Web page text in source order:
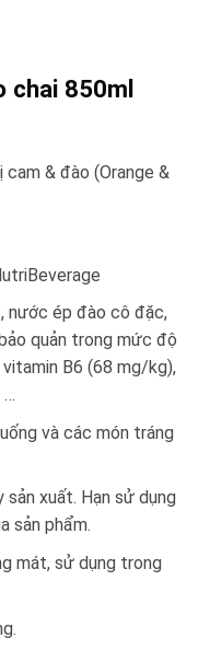
chai 850ml
cam & đào (Orange &
nước ép đào cô đặc,
quản trong mức độ
B6 (68 mg/kg),
…
và các món tráng
xuất. Hạn sử dụng
sản phẩm.
mát, sử dụng trong